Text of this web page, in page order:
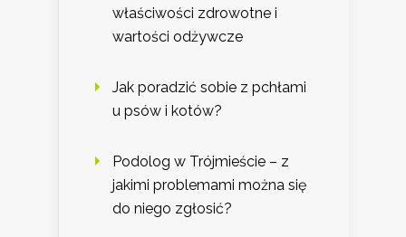
właściwości zdrowotne i
wartości odżywcze
Jak poradzić sobie z pchłami
u psów i kotów?
Podolog w Trójmieście – z
jakimi problemami można się
do niego zgłosić?